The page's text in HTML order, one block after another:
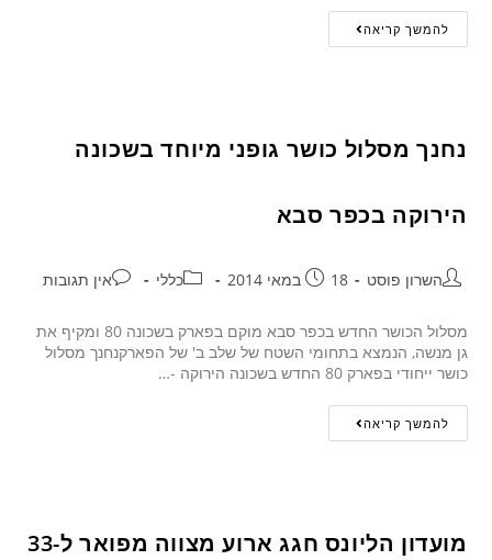
להמשך קריאה
נחנך מסלול כושר גופני מיוחד בשכונה
הירוקה בכפר סבא
השרון פוסט 18 במאי 2014 כללי אין תגובות
מסלול הכושר החדש בכפר סבא מוקם בפארק בשכונה 80 ומקיף את
גן מנשה, הנמצא בתחומי השטח של שלב ב' של הפארקנחנך מסלול
כושר ייחודי בפארק 80 החדש בשכונה הירוקה -…
להמשך קריאה
מועדון הליונס חגג ארוע מצווה מפואר ל-33